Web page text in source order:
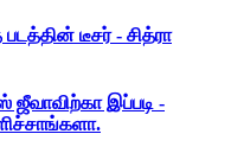
டீசர் - சித்ரா
இப்படி -